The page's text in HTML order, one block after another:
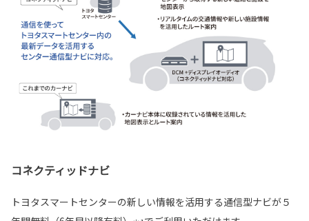
コネクティッドナビ
トヨタスマートセンターの新しい情報を活用する通信型ナビが５